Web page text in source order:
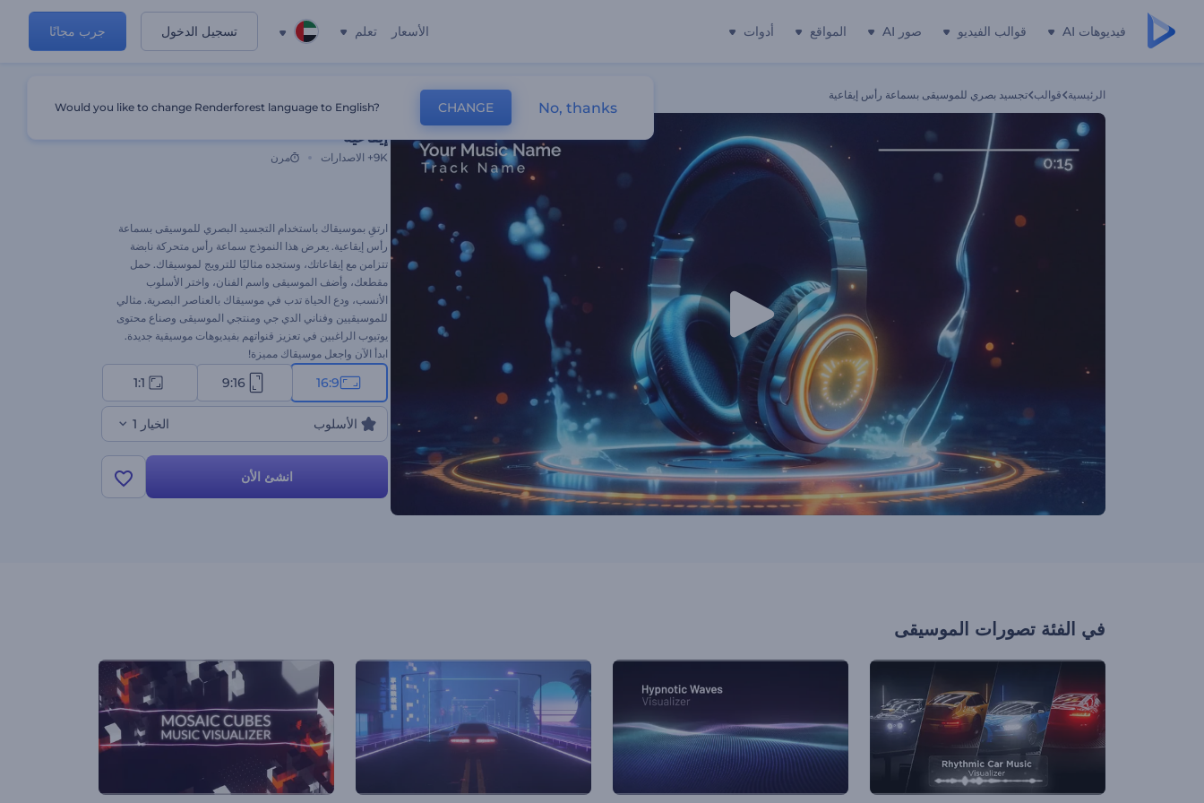
فيديوهات AI قوالب الفيديو صور AI المواقع أدوات الأسعار تعلم تسجيل الدخول جرب مجانًا
الرئيسية قوالب تجسيد بصري للموسيقى بسماعة رأس إيقاعية
إيقاعية
9K+ الاصدارات مرن
ارتقِ بموسيقاك باستخدام التجسيد البصري للموسيقى بسماعة
رأس إيقاعية. يعرض هذا النموذج سماعة رأس متحركة نابضة
تتزامن مع إيقاعاتك، وستجده مثاليًا للترويج لموسيقاك. حمل
مقطعك، وأضف الموسيقى واسم الفنان، واختر الأسلوب
الأنسب، ودع الحياة تدب في موسيقاك بالعناصر البصرية. مثالي
للموسيقيين وفناني الدي جي ومنتجي الموسيقى وصناع محتوى
يوتيوب الراغبين في تعزيز قنواتهم بفيديوهات موسيقية جديدة.
ابدأ الآن واجعل موسيقاك مميزة!
16:9
9:16
1:1
الأسلوب الخيار 1
انشئ الأن
في الفئة تصورات الموسيقى
Would you like to change Renderforest language to English? CHANGE No, thanks